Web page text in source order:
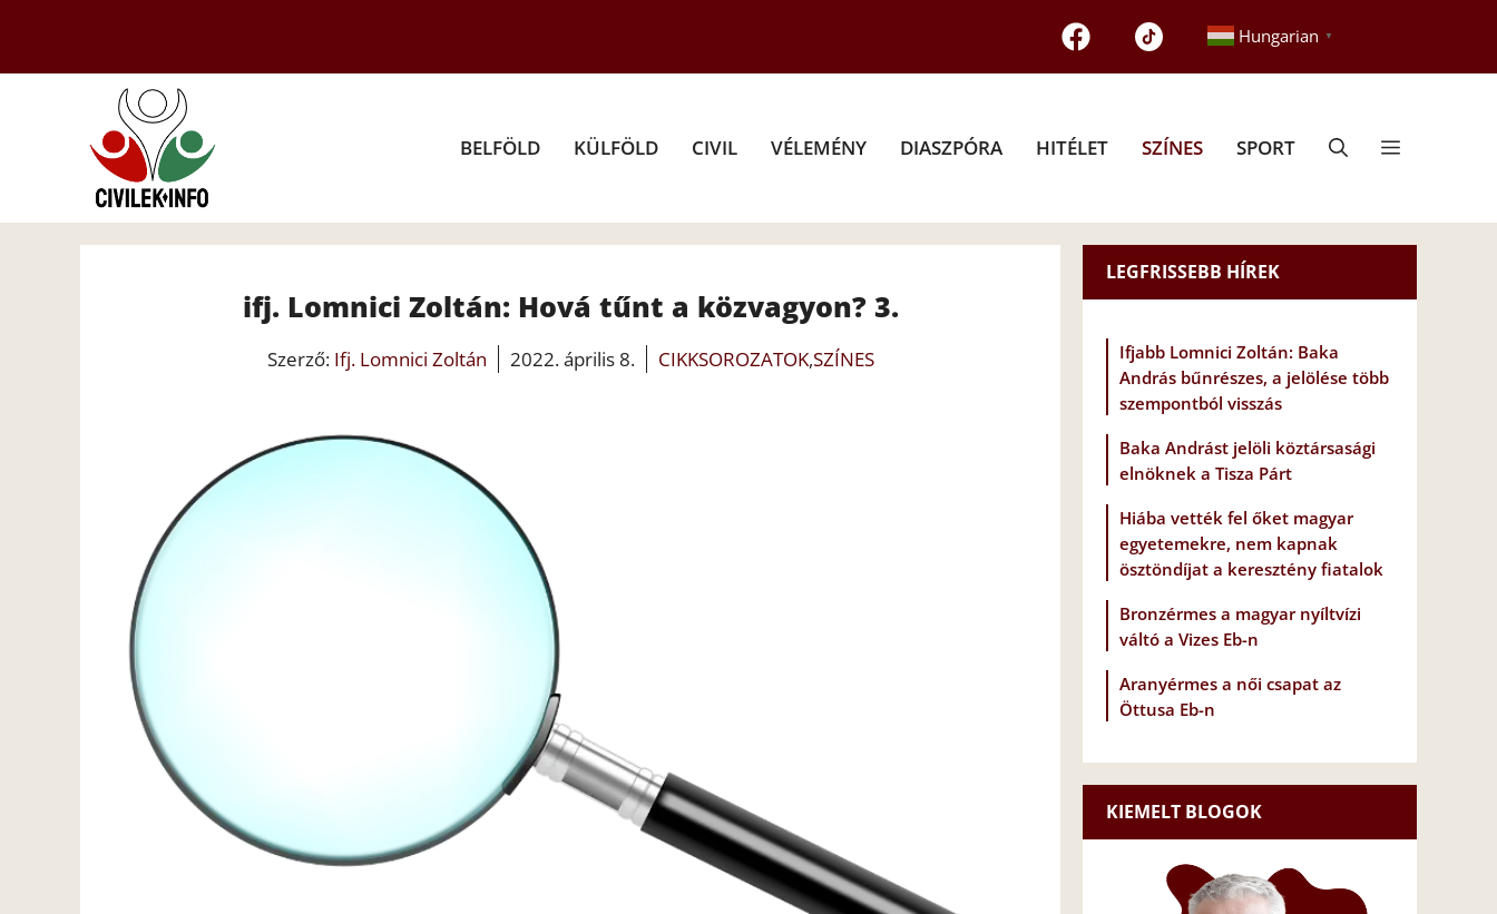
tartalomba
Hungarian ▼
BELFÖLD KÜLFÖLD CIVIL VÉLEMÉNY DIASZPÓRA HITÉLET SZÍNES SPORT
ifj. Lomnici Zoltán: Hová tűnt a közvagyon? 3.
Szerző: Ifj. Lomnici Zoltán 2022. április 8. CIKKSOROZATOK,SZÍNES
LEGFRISSEBB HÍREK
Ifjabb Lomnici Zoltán: Baka
András bűnrészes, a jelölése több
szempontból visszás
Baka Andrást jelöli köztársasági
elnöknek a Tisza Párt
Hiába vették fel őket magyar
egyetemekre, nem kapnak
ösztöndíjat a keresztény fiatalok
Bronzérmes a magyar nyíltvízi
váltó a Vizes Eb-n
Aranyérmes a női csapat az
Öttusa Eb-n
KIEMELT BLOGOK